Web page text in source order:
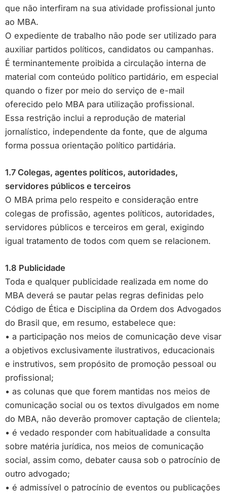
que não interfiram na sua atividade profissional junto
ao MBA.
O expediente de trabalho não pode ser utilizado para
auxiliar partidos políticos, candidatos ou campanhas.
É terminantemente proibida a circulação interna de
material com conteúdo político partidário, em especial
quando o fizer por meio do serviço de e-mail
oferecido pelo MBA para utilização profissional.
Essa restrição inclui a reprodução de material
jornalístico, independente da fonte, que de alguma
forma possua orientação político partidária.
1.7 Colegas, agentes políticos, autoridades,
servidores públicos e terceiros
O MBA prima pelo respeito e consideração entre
colegas de profissão, agentes políticos, autoridades,
servidores públicos e terceiros em geral, exigindo
igual tratamento de todos com quem se relacionem.
1.8 Publicidade
Toda e qualquer publicidade realizada em nome do
MBA deverá se pautar pelas regras definidas pelo
Código de Ética e Disciplina da Ordem dos Advogados
do Brasil que, em resumo, estabelece que:
• a participação nos meios de comunicação deve visar
a objetivos exclusivamente ilustrativos, educacionais
e instrutivos, sem propósito de promoção pessoal ou
profissional;
• as colunas que que forem mantidas nos meios de
comunicação social ou os textos divulgados em nome
do MBA, não deverão promover captação de clientela;
• é vedado responder com habitualidade a consulta
sobre matéria jurídica, nos meios de comunicação
social, assim como, debater causa sob o patrocínio de
outro advogado;
• é admissível o patrocínio de eventos ou publicações